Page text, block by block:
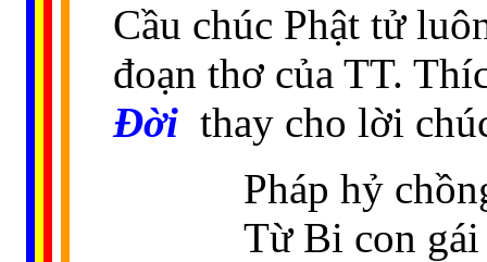
Cầu chúc Phật tử
đoạn thơ của TT.
Ðời thay cho lời
Pháp hỷ
Từ Bi con